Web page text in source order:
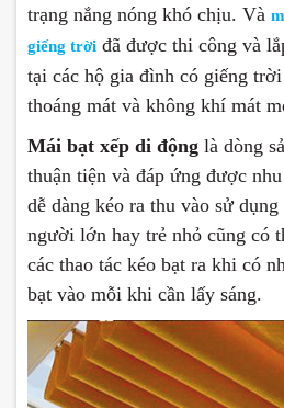
trạng nắng nóng khó chịu. Và
giếng trời đã được thi công và
tại các hộ gia đình có giếng
thoáng mát và không khí mát
Mái bạt xếp di động là dòng
thuận tiện và đáp ứng được
dễ dàng kéo ra thu vào sử
người lớn hay trẻ nhỏ cũng có
các thao tác kéo bạt ra khi có
bạt vào mỗi khi cần lấy sáng.